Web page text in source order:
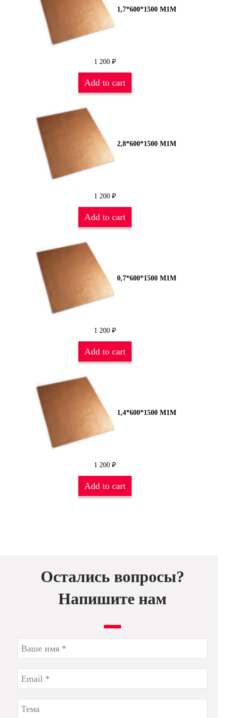
1,7*600*1500 М1М
1 200 ₽
Add to cart
2,8*600*1500 М1М
1 200 ₽
Add to cart
0,7*600*1500 М1М
1 200 ₽
Add to cart
1,4*600*1500 М1М
1 200 ₽
Add to cart
Остались вопросы?
Напишите нам